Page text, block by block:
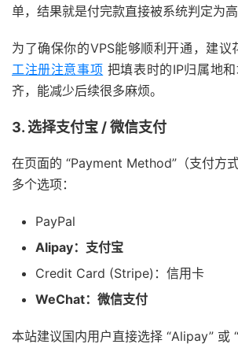
单，结果就是付完款直接被系统判定为高
为了确保你的VPS能够顺利开通，建
工注册注意事项 把填表时的IP归属地
齐，能减少后续很多麻烦。
3. 选择支付宝 / 微信支付
在页面的 “Payment Method”（支付方
多个选项：
PayPal
Alipay：支付宝
Credit Card (Stripe)：信用卡
WeChat：微信支付
本站建议国内用户直接选择 “Alipay” 或